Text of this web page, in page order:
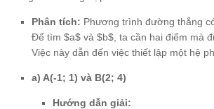
=
\frac{13 -
9sqrt{3}}
Phân tích: Phương trình đường thẳng
Để tìm $a$ và $b$, ta cần hai điểm mà
Việc này dẫn đến việc thiết lập một hệ
a) A(-1; 1) và B(2; 4)
Hướng dẫn giải: